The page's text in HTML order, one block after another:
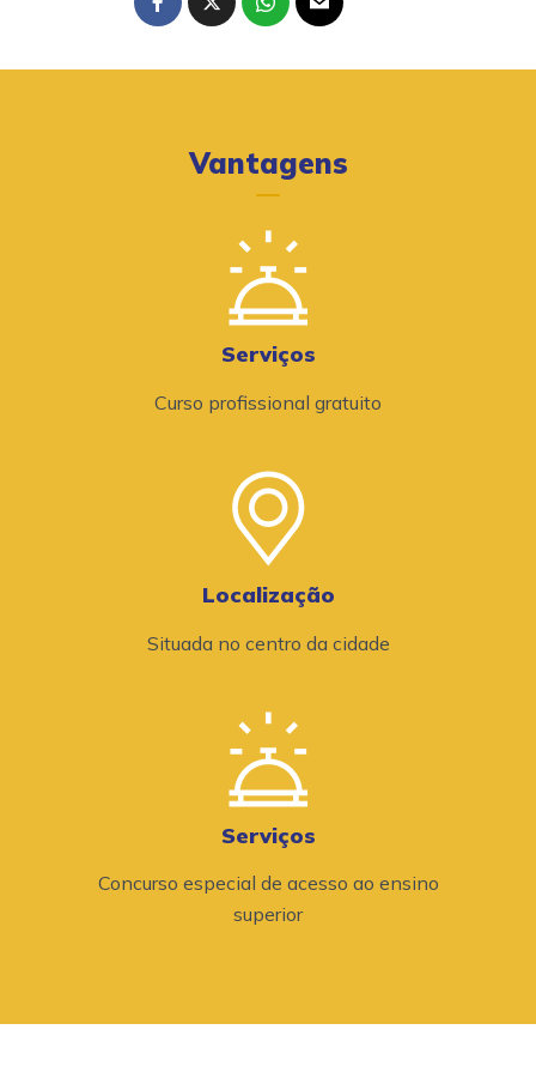
Vantagens
Serviços
Curso profissional gratuito
Localização
Situada no centro da cidade
Serviços
Concurso especial de acesso ao ensino
superior